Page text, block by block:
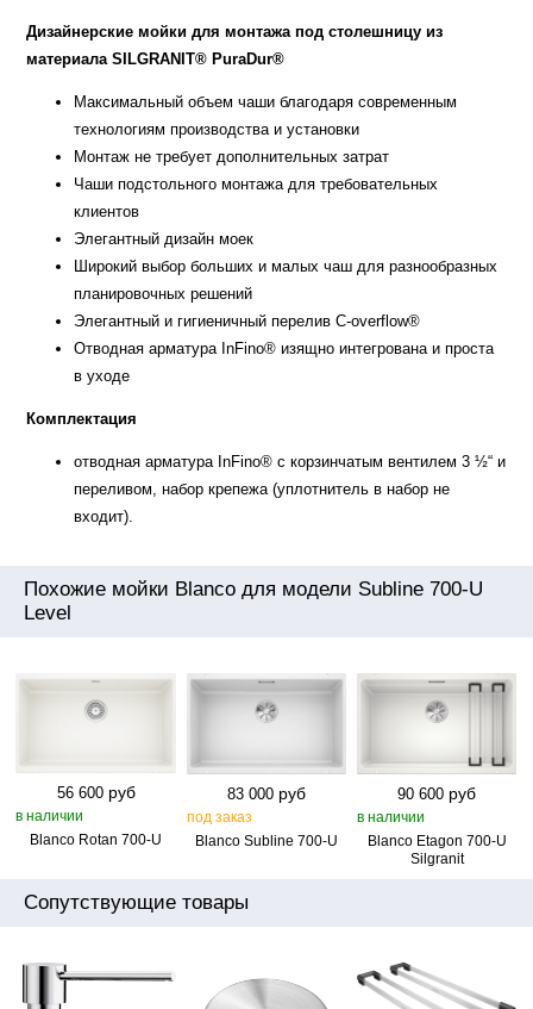
Дизайнерские мойки для монтажа под столешницу из
материала SILGRANIT® PuraDur®
Максимальный объем чаши благодаря современным
технологиям производства и установки
Монтаж не требует дополнительных затрат
Чаши подстольного монтажа для требовательных
клиентов
Элегантный дизайн моек
Широкий выбор больших и малых чаш для разнообразных
планировочных решений
Элегантный и гигиеничный перелив C-overflow®
Отводная арматура InFino® изящно интегрована и проста
в уходе
Комплектация
отводная арматура InFino® с корзинчатым вентилем 3 ½“ и
переливом, набор крепежа (уплотнитель в набор не
входит).
Похожие мойки Blanco для модели Subline 700-U
Level
56 600 руб
в наличии
Blanco Rotan 700‑U
83 000 руб
под заказ
Blanco Subline 700‑U
90 600 руб
в наличии
Blanco Etagon 700‑U
Silgranit
Сопутствующие товары